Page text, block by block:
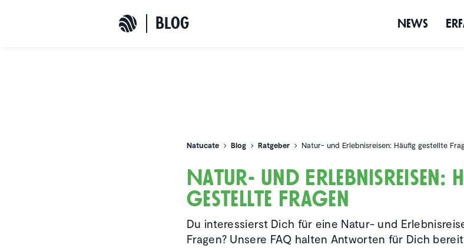
bLoG News
Natucate Blog Ratgeber Natur- und Erlebnisreisen: Häufig gestellte
Natur- und Erleb­nis­reisen:
gestellte Fragen
Du interessierst Dich für eine Natur- und
Fragen? Unsere FAQ halten Antworten für Dich